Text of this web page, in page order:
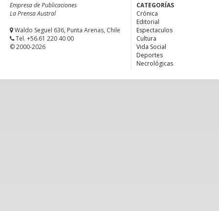
Empresa de Publicaciones
La Prensa Austral
Waldo Seguel 636, Punta Arenas, Chile
Tel. +56.61 220 40 00
© 2000-2026
CATEGORÍAS
Crónica
Editorial
Espectaculos
Cultura
Vida Social
Deportes
Necrológicas